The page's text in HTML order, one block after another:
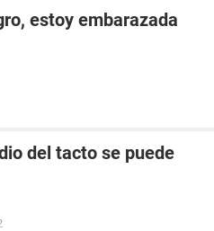
estoy embarazada
del tacto se puede